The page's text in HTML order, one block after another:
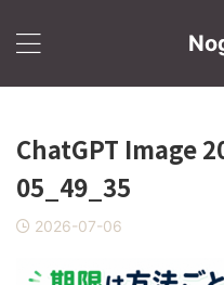
ChatGPT Image
05_49_35
2026-07-06